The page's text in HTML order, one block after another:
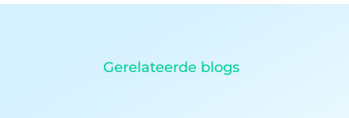
Gerelateerde blogs